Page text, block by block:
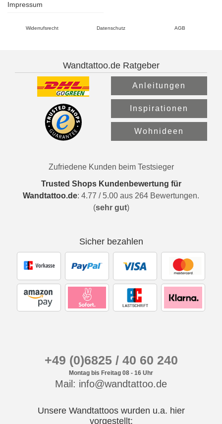
Impressum
Widerrufsrecht Datenschutz AGB
Wandtattoo.de Ratgeber
Anleitungen
Inspirationen
Wohnideen
Zufriedene Kunden beim Testsieger
Trusted Shops Kundenbewertung für
Wandtattoo.de: 4.77 / 5.00 aus 264 Bewertungen.
(sehr gut)
Sicher bezahlen
+49 (0)6825 / 40 60 240
Montag bis Freitag 08 - 16 Uhr
Mail: info@wandtattoo.de
Unsere Wandtattoos wurden u.a. hier
vorgestellt: